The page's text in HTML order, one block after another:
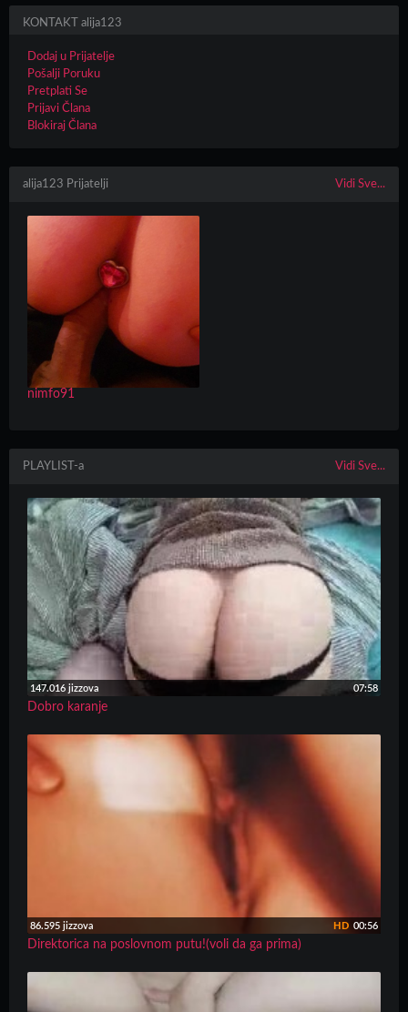
KONTAKT alija123
Dodaj u Prijatelje
Pošalji Poruku
Pretplati Se
Prijavi Člana
Blokiraj Člana
alija123 Prijatelji Vidi Sve...
nimfo91
PLAYLIST-a Vidi Sve...
147.016 jizzova 07:58
Dobro karanje
86.595 jizzova 00:56
HD
Direktorica na poslovnom putu!(voli da ga prima)